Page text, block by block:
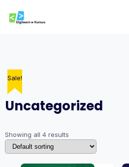
content
Uncategorized
Showing all 4 results
Sale!
Sale!
Sale!